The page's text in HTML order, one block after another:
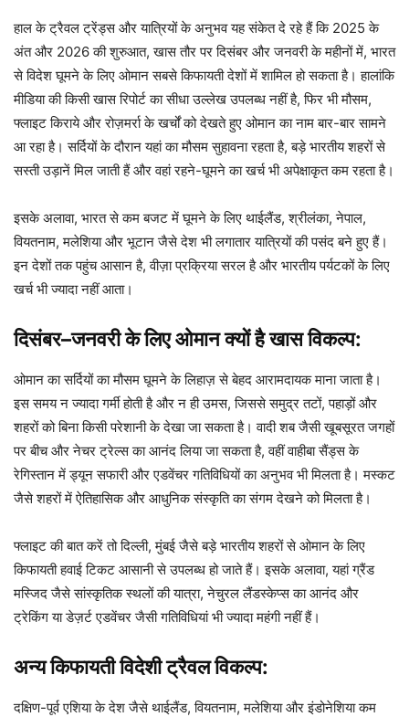
हाल के ट्रैवल ट्रेंड्स और यात्रियों के अनुभव यह संकेत दे रहे हैं कि 2025 के
अंत और 2026 की शुरुआत, खास तौर पर दिसंबर और जनवरी के महीनों में, भारत
से विदेश घूमने के लिए ओमान सबसे किफायती देशों में शामिल हो सकता है। हालांकि
मीडिया की किसी खास रिपोर्ट का सीधा उल्लेख उपलब्ध नहीं है, फिर भी मौसम,
फ्लाइट किराये और रोज़मर्रा के खर्चों को देखते हुए ओमान का नाम बार-बार सामने
आ रहा है। सर्दियों के दौरान यहां का मौसम सुहावना रहता है, बड़े भारतीय शहरों से
सस्ती उड़ानें मिल जाती हैं और वहां रहने-घूमने का खर्च भी अपेक्षाकृत कम रहता है।
इसके अलावा, भारत से कम बजट में घूमने के लिए थाईलैंड, श्रीलंका, नेपाल,
वियतनाम, मलेशिया और भूटान जैसे देश भी लगातार यात्रियों की पसंद बने हुए हैं।
इन देशों तक पहुंच आसान है, वीज़ा प्रक्रिया सरल है और भारतीय पर्यटकों के लिए
खर्च भी ज्यादा नहीं आता।
दिसंबर–जनवरी के लिए ओमान क्यों है खास विकल्प:
ओमान का सर्दियों का मौसम घूमने के लिहाज़ से बेहद आरामदायक माना जाता है।
इस समय न ज्यादा गर्मी होती है और न ही उमस, जिससे समुद्र तटों, पहाड़ों और
शहरों को बिना किसी परेशानी के देखा जा सकता है। वादी शब जैसी खूबसूरत जगहों
पर बीच और नेचर ट्रेल्स का आनंद लिया जा सकता है, वहीं वाहीबा सैंड्स के
रेगिस्तान में ड्यून सफारी और एडवेंचर गतिविधियों का अनुभव भी मिलता है। मस्कट
जैसे शहरों में ऐतिहासिक और आधुनिक संस्कृति का संगम देखने को मिलता है।
फ्लाइट की बात करें तो दिल्ली, मुंबई जैसे बड़े भारतीय शहरों से ओमान के लिए
किफायती हवाई टिकट आसानी से उपलब्ध हो जाते हैं। इसके अलावा, यहां ग्रैंड
मस्जिद जैसे सांस्कृतिक स्थलों की यात्रा, नेचुरल लैंडस्केप्स का आनंद और
ट्रेकिंग या डेज़र्ट एडवेंचर जैसी गतिविधियां भी ज्यादा महंगी नहीं हैं।
अन्य किफायती विदेशी ट्रैवल विकल्प:
दक्षिण-पूर्व एशिया के देश जैसे थाईलैंड, वियतनाम, मलेशिया और इंडोनेशिया कम